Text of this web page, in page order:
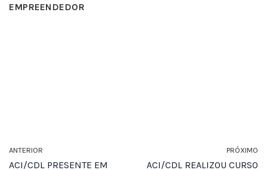
EMPREENDEDOR
ANTERIOR
ACI/CDL PRESENTE EM
PRÓXIMO
ACI/CDL REALIZOU CURSO